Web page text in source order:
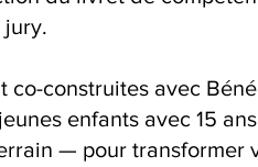
jury.
co-construites avec
enfants avec 15 ans
— pour transformer